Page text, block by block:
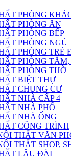
PHÒNG
PHÒNG ĂN
PHÒNG BẾP
PHÒNG NGỦ
PHÒNG TRẺ
PHÒNG TẮM,
PHÒNG THỜ
BIỆT THỰ
CHUNG CƯ
NHÀ CẤP 4
NHÀ PHỐ
NHÀ ỐNG
CÔNG TRÌNH
THẤT VĂN
THẤT SHOP,
LÂU ĐÀI